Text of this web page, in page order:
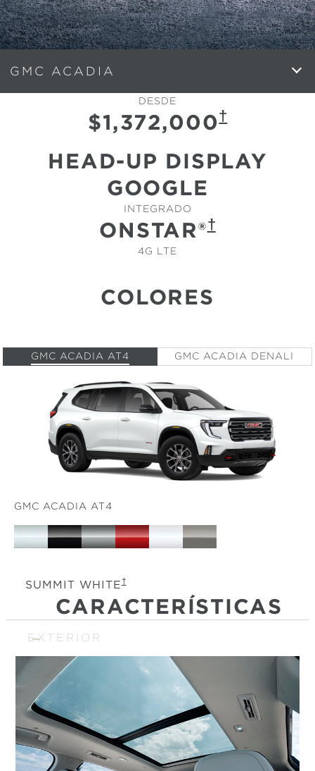
GMC ACADIA
DESDE
$1,372,000†
HEAD-UP DISPLAY
GOOGLE
INTEGRADO
ONSTAR®†
4G LTE
COLORES
GMC ACADIA AT4 GMC ACADIA DENALI
GMC ACADIA AT4
SUMMIT WHITE†
CARACTERÍSTICAS
EXTERIOR